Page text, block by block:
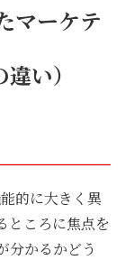
マーケテ
い）
的に大きく異
ところに焦点を
分かるかどう